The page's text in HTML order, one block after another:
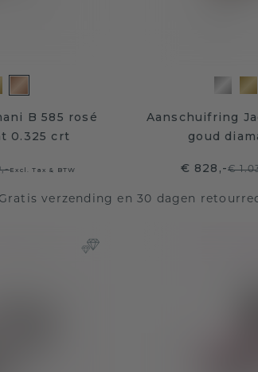
B 585 rosé
0.325 crt
Excl. Tax & BTW
Aanschuifring
goud
€ 828,-€
Gratis verzending en 30 dagen